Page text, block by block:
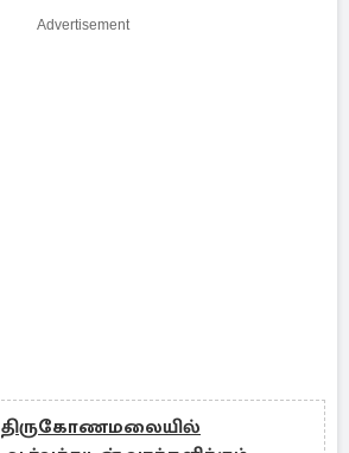
Advertisement
திருகோணமலையில்